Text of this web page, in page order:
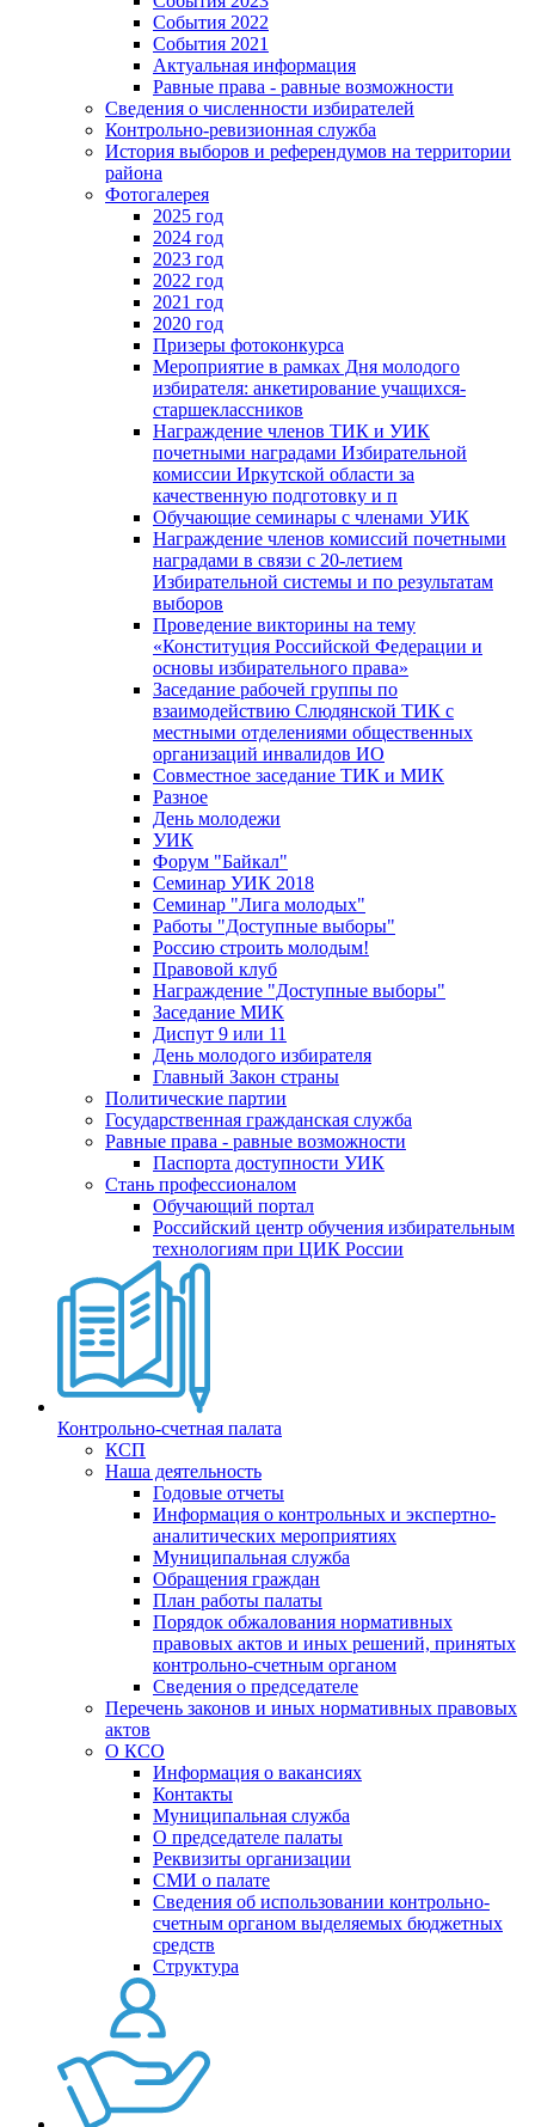
События 2022
События 2021
Актуальная информация
Равные права - равные возможности
Сведения о численности избирателей
Контрольно-ревизионная служба
История выборов и референдумов на территории
района
Фотогалерея
2025 год
2024 год
2023 год
2022 год
2021 год
2020 год
Призеры фотоконкурса
Мероприятие в рамках Дня молодого
избирателя: анкетирование учащихся-
старшеклассников
Награждение членов ТИК и УИК
почетными наградами Избирательной
комиссии Иркутской области за
качественную подготовку и п
Обучающие семинары с членами УИК
Награждение членов комиссий почетными
наградами в связи с 20-летием
Избирательной системы и по результатам
выборов
Проведение викторины на тему
«Конституция Российской Федерации и
основы избирательного права»
Заседание рабочей группы по
взаимодействию Слюдянской ТИК с
местными отделениями общественных
организаций инвалидов ИО
Совместное заседание ТИК и МИК
Разное
День молодежи
УИК
Форум "Байкал"
Семинар УИК 2018
Семинар "Лига молодых"
Работы "Доступные выборы"
Россию строить молодым!
Правовой клуб
Награждение "Доступные выборы"
Заседание МИК
Диспут 9 или 11
День молодого избирателя
Главный Закон страны
Политические партии
Государственная гражданская служба
Равные права - равные возможности
Паспорта доступности УИК
Стань профессионалом
Обучающий портал
Российский центр обучения избирательным
технологиям при ЦИК России
Контрольно-счетная палата
КСП
Наша деятельность
Годовые отчеты
Информация о контрольных и экспертно-
аналитических мероприятиях
Муниципальная служба
Обращения граждан
План работы палаты
Порядок обжалования нормативных
правовых актов и иных решений, принятых
контрольно-счетным органом
Сведения о председателе
Перечень законов и иных нормативных правовых
актов
О КСО
Информация о вакансиях
Контакты
Муниципальная служба
О председателе палаты
Реквизиты организации
СМИ о палате
Сведения об использовании контрольно-
счетным органом выделяемых бюджетных
средств
Структура